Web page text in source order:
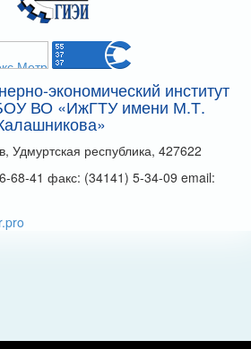
экономический институт
ВО «ИжГТУ имени М.Т.
Удмуртская республика, 427622
68-41 факс: (34141) 5-34-09 email: